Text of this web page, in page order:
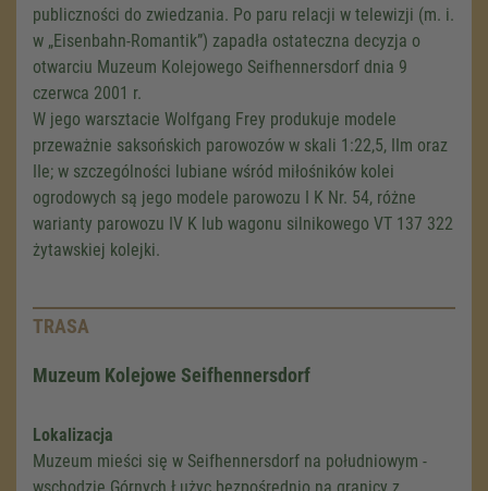
publiczności do zwiedzania. Po paru relacji w telewizji (m. i.
w „Eisenbahn-Romantik”) zapadła ostateczna decyzja o
otwarciu Muzeum Kolejowego Seifhennersdorf dnia 9
czerwca 2001 r.
W jego warsztacie Wolfgang Frey produkuje modele
przeważnie saksońskich parowozów w skali 1:22,5, IIm oraz
IIe; w szczególności lubiane wśród miłośników kolei
ogrodowych są jego modele parowozu I K Nr. 54, różne
warianty parowozu IV K lub wagonu silnikowego VT 137 322
żytawskiej kolejki.
TRASA
Muzeum Kolejowe Seifhennersdorf
Lokalizacja
Muzeum mieści się w Seifhennersdorf na południowym -
wschodzie Górnych Łużyc bezpośrednio na granicy z